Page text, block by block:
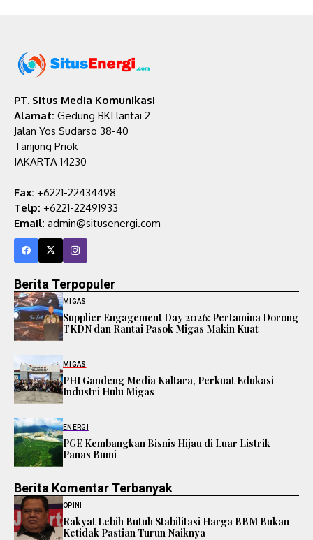
PT. Situs Media Komunikasi
Alamat: Gedung BKI lantai 2
Jalan Yos Sudarso 38-40
Tanjung Priok
JAKARTA 14230
Fax: +6221-22434498
Telp: +6221-22491933
Email: admin@situsenergi.com
Berita Terpopuler
MIGAS
Supplier Engagement Day 2026: Pertamina Dorong
TKDN dan Rantai Pasok Migas Makin Kuat
MIGAS
PHI Gandeng Media Kaltara, Perkuat Edukasi
Industri Hulu Migas
ENERGI
PGE Kembangkan Bisnis Hijau di Luar Listrik
Panas Bumi
Berita Komentar Terbanyak
OPINI
Rakyat Lebih Butuh Stabilitasi Harga BBM Bukan
Ketidak Pastian Turun Naiknya